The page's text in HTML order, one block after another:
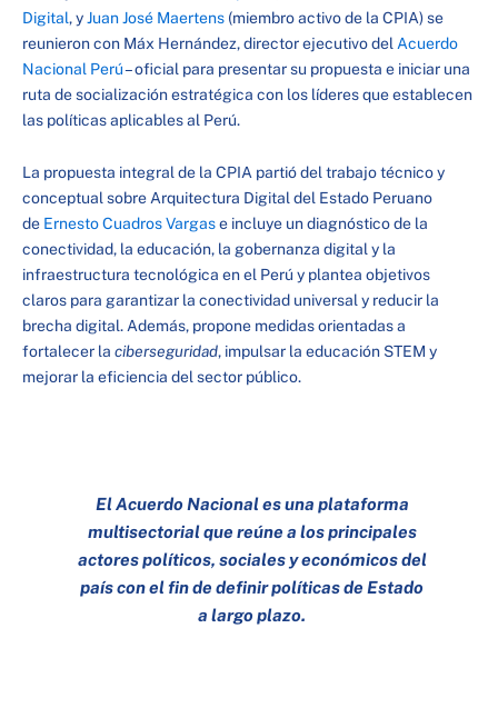
Digital, yJuan José Maertens (miembro activo de la CPIA) se
reunieron con Máx Hernández, director ejecutivo del Acuerdo
Nacional Perú– oficial para presentar su propuesta e iniciar una
ruta de socialización estratégica con los líderes que establecen
las políticas aplicables al Perú.
La propuesta integral de la CPIA partió del trabajo técnico y
conceptual sobre Arquitectura Digital del Estado Peruano
de Ernesto Cuadros Vargase incluye un diagnóstico de la
conectividad, la educación, la gobernanza digital y la
infraestructura tecnológica en el Perú y plantea objetivos
claros para garantizar la conectividad universal y reducir la
brecha digital. Además, propone medidas orientadas a
fortalecer la ciberseguridad, impulsar la educación STEM y
mejorar la eficiencia del sector público.
El Acuerdo Nacional es una plataforma
multisectorial que reúne a los principales
actores políticos, sociales y económicos del
país con el fin de definir políticas de Estado
a largo plazo.